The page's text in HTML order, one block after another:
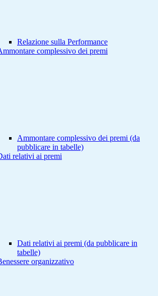
Relazione sulla Performance
complessivo dei premi
Ammontare complessivo dei premi (da
pubblicare in tabelle)
relativi ai premi
Dati relativi ai premi (da pubblicare in
tabelle)
organizzativo